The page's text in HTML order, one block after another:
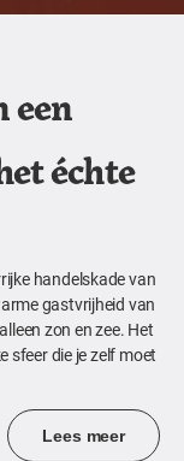
een
échte
handelskade van
gastvrijheid van
zon en zee. Het
sfeer die je zelf moet
Lees meer